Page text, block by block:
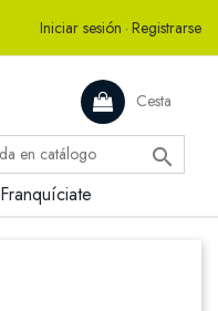
Iniciar sesión · Registrarse
Cesta

Franquíciate